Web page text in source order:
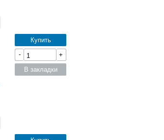
Купить
-
+
В закладки